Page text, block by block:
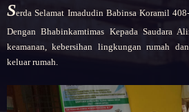
Serda Selamat Imadudin Babinsa Koramil
Dengan Bhabinkamtimas Kepada Saudara
keamanan, kebersihan lingkungan rumah
keluar rumah.